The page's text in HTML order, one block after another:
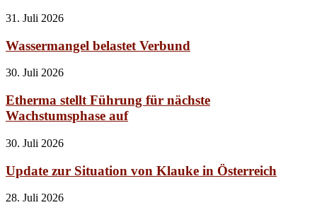
31. Juli 2026
Wassermangel belastet Verbund
30. Juli 2026
Etherma stellt Führung für nächste
Wachstumsphase auf
30. Juli 2026
Update zur Situation von Klauke in Österreich
28. Juli 2026